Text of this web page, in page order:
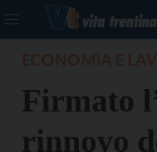
Firmato
rinnovo